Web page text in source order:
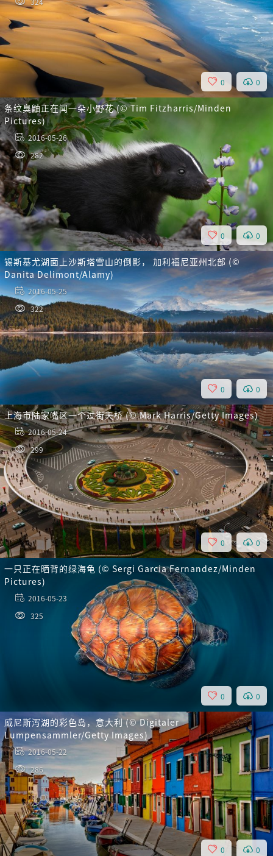
0 0
条纹臭鼬正在闻一朵小野花 (© Tim Fitzharris/Minden
Pictures)
2016-05-26
282
0 0
锡斯基尤湖面上沙斯塔雪山的倒影， 加利福尼亚州北部 (©
Danita Delimont/Alamy)
2016-05-25
322
0 0
上海市陆家嘴区一个过街天桥 (© Mark Harris/Getty Images)
2016-05-24
299
0 0
一只正在晒背的绿海龟 (© Sergi Garcia Fernandez/Minden
Pictures)
2016-05-23
325
0 0
威尼斯泻湖的彩色岛，意大利 (© Digitaler
Lumpensammler/Getty Images)
2016-05-22
286
0 0